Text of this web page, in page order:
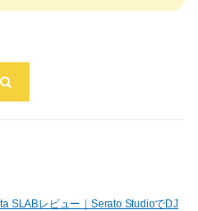
SLABレビュー｜Serato StudioでDJ